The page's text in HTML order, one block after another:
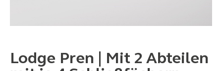
Lodge Pren | Mit 2 Abteilen